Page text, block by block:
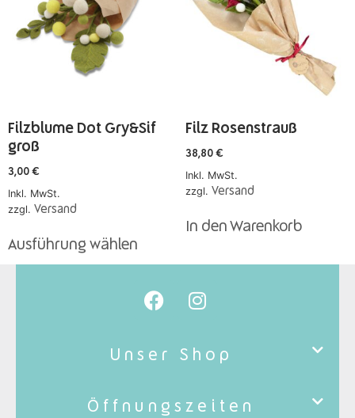
Filzblume Dot Gry&Sif
groß
3,00 €
Inkl. MwSt.
zzgl. Versand
Ausführung wählen
Filz Rosenstrauß
38,80 €
Inkl. MwSt.
zzgl. Versand
In den Warenkorb
Unser Shop
Öffnungszeiten